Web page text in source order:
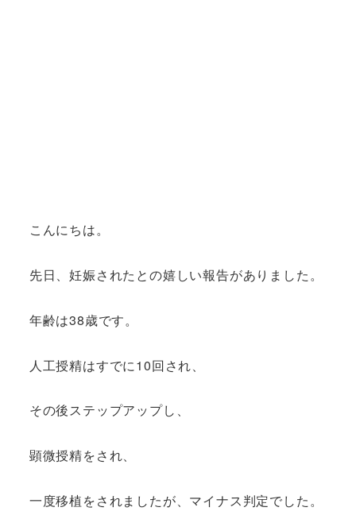
こんにちは。
先日、妊娠されたとの嬉しい報告がありました。
年齢は38歳です。
人工授精はすでに10回され、
その後ステップアップし、
顕微授精をされ、
一度移植をされましたが、マイナス判定でした。